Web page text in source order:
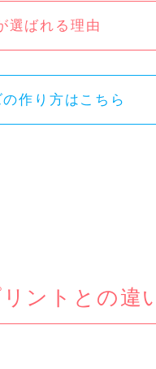
選ばれる理由
作り方はこちら
ントとの違